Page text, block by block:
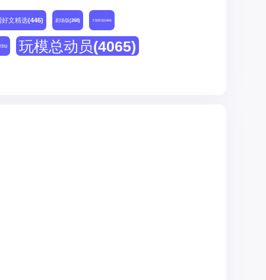
好文精选(446) 剧场版(268) 天猫精选(180)
玩模总动员(4065)